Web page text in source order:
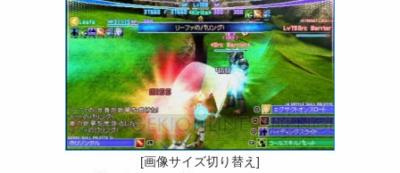
[画像サイズ切り替え]